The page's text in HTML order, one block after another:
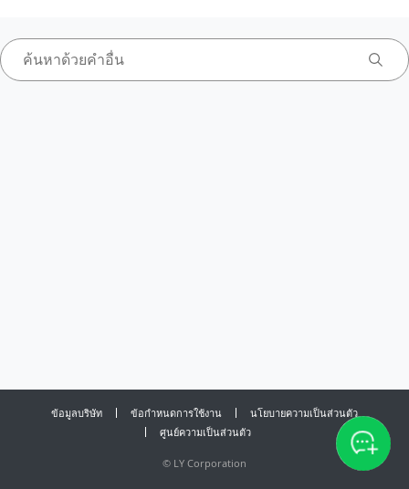
ข้อมูลบริษัท ข้อกำหนดการใช้งาน
นโยบายความเป็นส่วนตัว
ศูนย์ความเป็นส่วนตัว
© LY Corporation